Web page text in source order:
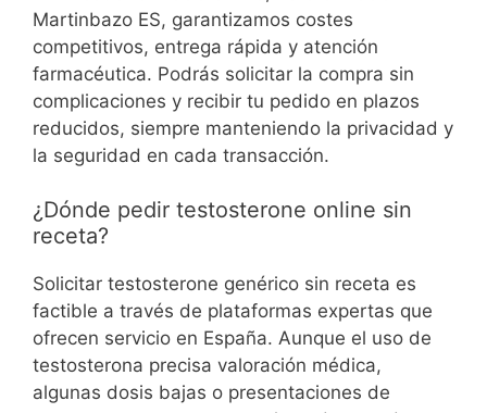
Martinbazo ES, garantizamos costes
competitivos, entrega rápida y atención
farmacéutica. Podrás solicitar la compra sin
complicaciones y recibir tu pedido en plazos
reducidos, siempre manteniendo la privacidad y
la seguridad en cada transacción.
¿Dónde pedir testosterone online sin
receta?
Solicitar testosterone genérico sin receta es
factible a través de plataformas expertas que
ofrecen servicio en España. Aunque el uso de
testosterona precisa valoración médica,
algunas dosis bajas o presentaciones de